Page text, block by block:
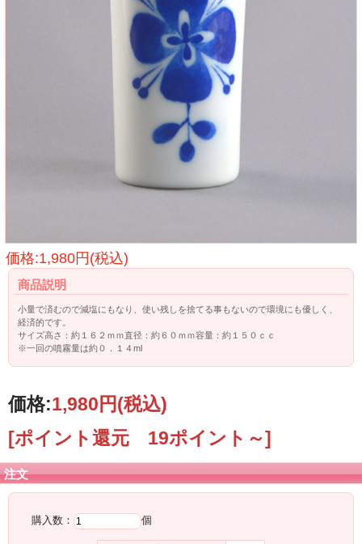
価格:1,980円(税込)
商品説明
小量で済むので減塩にもなり、使い残しを捨てる事もないので環境にも優しく、
経済的です。
サイズ高さ：約１６２ｍｍ直径：約６０ｍｍ容量：約１５０ｃｃ
※一回の噴霧量は約０．１４ml
価格:1,980円(税込)
[ポイント還元 19ポイント～]
注文
購入数： 個